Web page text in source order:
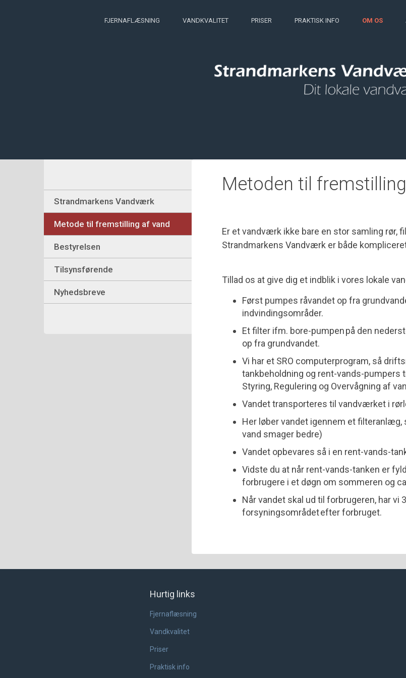
FJERNAFLÆSNING VANDKVALITET PRISER PRAKTISK INFO OM OS
Strandmarkens Vandværk
Metode til fremstilling af vand
Bestyrelsen
Tilsynsførende
Nyhedsbreve
Metoden til
Er et vandværk ikke bare en stor samling rør,
Strandmarkens Vandværk er både
Tillad os at give dig et indblik i vores lokale
Først pumpes råvandet op fra
indvindingsområder.
Et filter ifm. bore-pumpen på den
op fra grundvandet.
Vi har et SRO computerprogram, så
tankbeholdning og rent-vands-pumpers
Styring, Regulering og Overvågning af
Vandet transporteres til vandværket i
Her løber vandet igennem et
vand smager bedre)
Vandet opbevares så i en rent-vands-
Vidste du at når rent-vands-tanken er
forbrugere i et døgn om sommeren og
Når vandet skal ud til forbrugeren, har
forsyningsområdet efter forbruget.
Hurtig links
Fjernaflæsning
Vandkvalitet
Priser
Praktisk info